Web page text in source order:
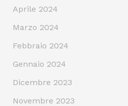
Aprile 2024
Marzo 2024
Febbraio 2024
Gennaio 2024
Dicembre 2023
Novembre 2023